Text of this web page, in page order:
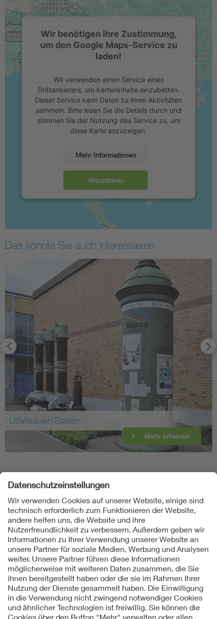
Wir benötigen Ihre Zustimmung,
um den Google Maps-Service zu
laden!
Wir verwenden einen Service eines
Drittanbieters, um Karteninhalte einzubetten.
Dieser Service kann Daten zu Ihren Aktivitäten
sammeln. Bitte lesen Sie die Details durch und
stimmen Sie der Nutzung des Service zu, um
diese Karte anzuzeigen.
Mehr Informationen
Akzeptieren
Das könnte Sie auch interessieren
Litfaßsäulen-Station
Mehr erfahren
Folgen Sie uns
Kontakte
Service